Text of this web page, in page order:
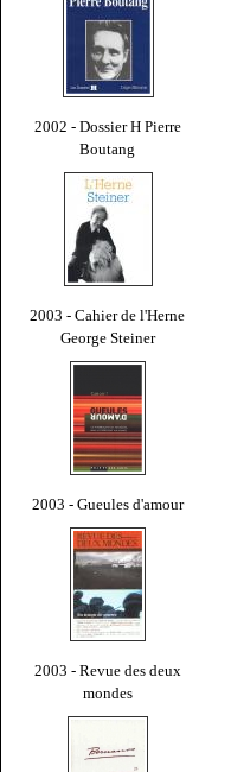
2002 - Dossier H Pierre
Boutang
2003 - Cahier de l'Herne
George Steiner
2003 - Gueules d'amour
2003 - Revue des deux
mondes